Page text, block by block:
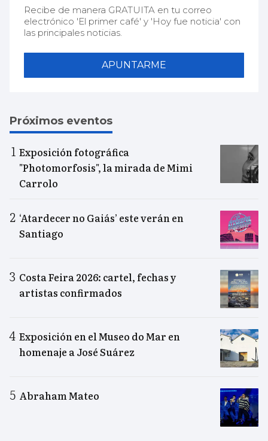
Recibe de manera GRATUITA en tu correo
electrónico 'El primer café' y 'Hoy fue noticia' con
las principales noticias.
APUNTARME
Próximos eventos
Exposición fotográfica
"Photomorfosis", la mirada de Mimi
Carrolo
‘Atardecer no Gaiás’ este verán en
Santiago
Costa Feira 2026: cartel, fechas y
artistas confirmados
Exposición en el Museo do Mar en
homenaje a José Suárez
Abraham Mateo